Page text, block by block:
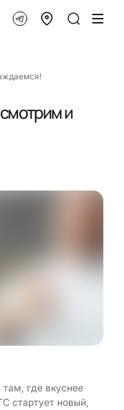
и
там, где вкуснее
стартует новый,